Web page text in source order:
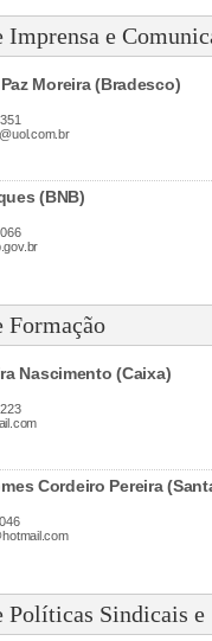
Imprensa e
Moreira (Bradesco)
(BNB)
Formação
Nascimento (Caixa)
Cordeiro Pereira
Políticas Sindicais e